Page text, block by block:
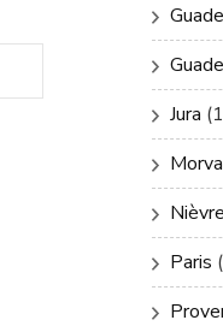
Jura
Nièvre
Paris